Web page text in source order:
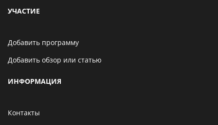
УЧАСТИЕ
Добавить программу
Добавить обзор или статью
ИНФОРМАЦИЯ
Контакты